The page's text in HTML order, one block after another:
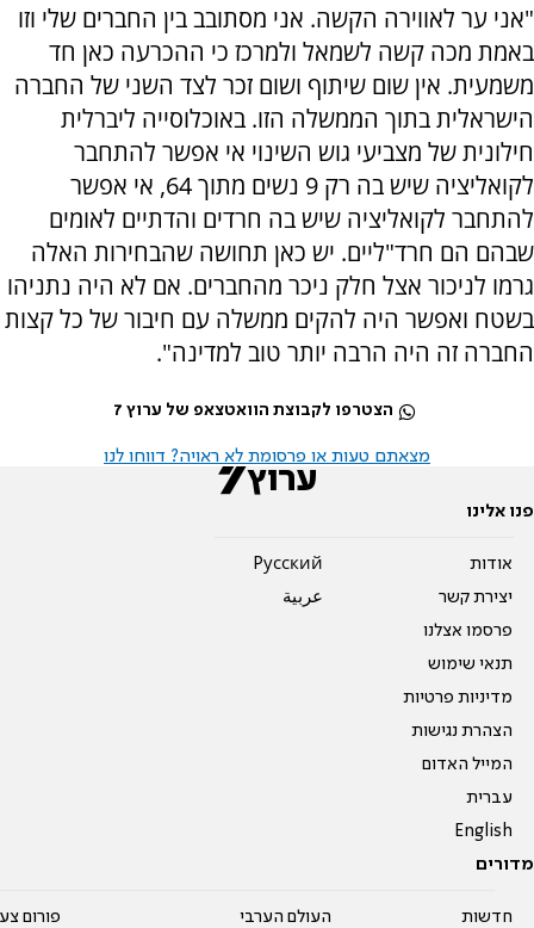
"אני ער לאווירה הקשה. אני מסתובב בין החברים שלי וזו
באמת מכה קשה לשמאל ולמרכז כי ההכרעה כאן חד
משמעית. אין שום שיתוף ושום זכר לצד השני של החברה
הישראלית בתוך הממשלה הזו. באוכלוסייה ליברלית
חילונית של מצביעי גוש השינוי אי אפשר להתחבר
לקואליציה שיש בה רק 9 נשים מתוך 64, אי אפשר
להתחבר לקואליציה שיש בה חרדים והדתיים לאומים
שבהם הם חרד"ליים. יש כאן תחושה שהבחירות האלה
גרמו לניכור אצל חלק ניכר מהחברים. אם לא היה נתניהו
בשטח ואפשר היה להקים ממשלה עם חיבור של כל קצות
החברה זה היה הרבה יותר טוב למדינה".
הצטרפו לקבוצת הוואטצאפ של ערוץ 7
מצאתם טעות או פרסומת לא ראויה? דווחו לנו
פנו אלינו
אודות
יצירת קשר
פרסמו אצלנו
תנאי שימוש
מדיניות פרטיות
הצהרת נגישות
המייל האדום
עברית
English
Pусский
عربية
מדורים
חדשות העולם הערבי פורום